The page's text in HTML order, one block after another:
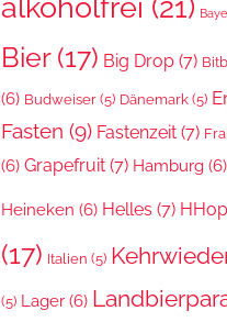
Bier(17) Big Drop (7)
(6) Budweiser (5) Dänemark (5)
Fasten (9) Fastenzeit (7)
(6) Grapefruit (7) Hamburg (6)
Heineken (6) Helles (7)
(17) Italien (5)
(5) Lager (6)